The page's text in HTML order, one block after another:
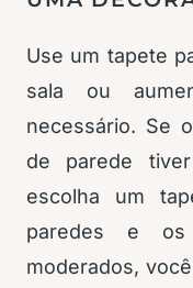
Use um tapete
sala ou
necessário. Se
de parede
escolha um
paredes e os
moderados,